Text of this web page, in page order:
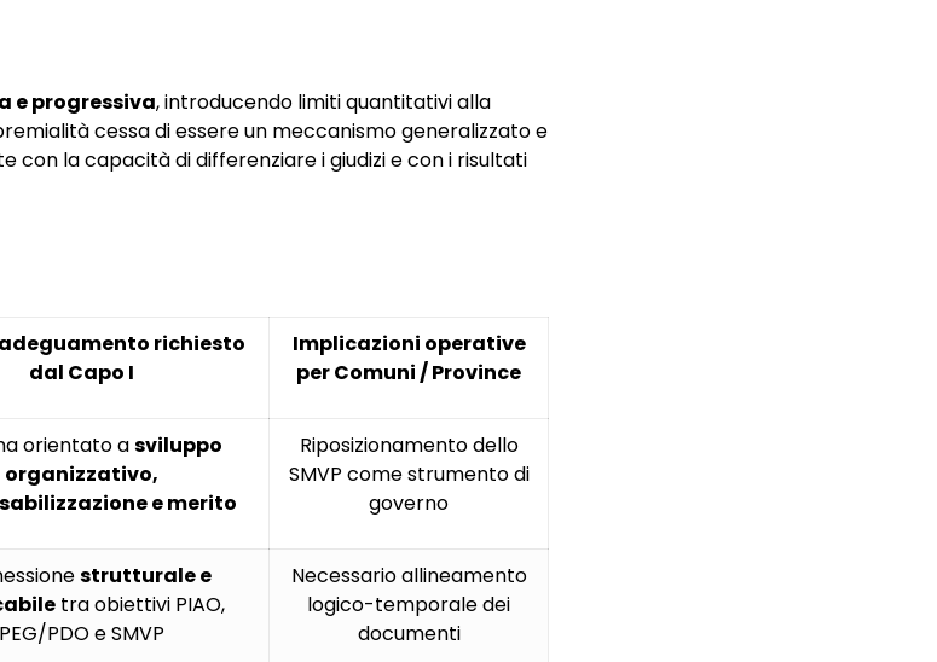
e progressiva, introducendo limiti quantitativi alla
cessa di essere un meccanismo generalizzato e
con la capacità di differenziare i giudizi e con i risultati
adeguamento richiesto
dal Capo I
Implicazioni operative
per Comuni / Province
orientato asviluppo
organizzativo,
e merito
Riposizionamento dello
SMVP come strumento di
governo
strutturale e
tra obiettivi PIAO,
PEG/PDO e SMVP
Necessario allineamento
logico-temporale dei
documenti